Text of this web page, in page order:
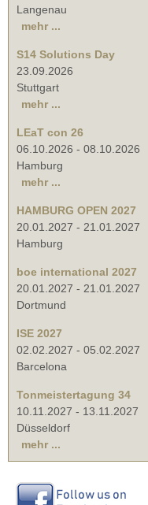
Langenau
mehr ...
S14 Solutions Day
23.09.2026
Stuttgart
mehr ...
LEaT con 26
06.10.2026 - 08.10.2026
Hamburg
mehr ...
HAMBURG OPEN 2027
20.01.2027 - 21.01.2027
Hamburg
boe international 2027
20.01.2027 - 21.01.2027
Dortmund
ISE 2027
02.02.2027 - 05.02.2027
Barcelona
Tonmeistertagung 34
10.11.2027 - 13.11.2027
Düsseldorf
mehr ...